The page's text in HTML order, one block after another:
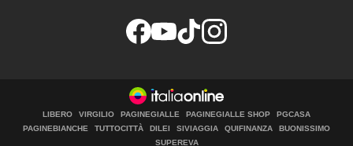
LIBERO VIRGILIO PAGINEGIALLE PAGINEGIALLE SHOP
PGCASA
PAGINEBIANCHE
TUTTOCITTÀ DILEI SIVIAGGIA QUIFINANZA
BUONISSIMO
SUPEREVA